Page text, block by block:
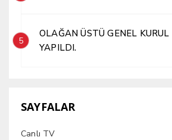
5
OLAĞAN ÜSTÜ GENEL
YAPILDI.
SAYFALAR
Canlı TV